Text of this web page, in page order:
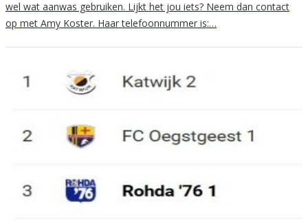
wel wat aanwas gebruiken. Lijkt het jou iets? Neem dan contact
op met Amy Koster. Haar telefoonnummer is:…